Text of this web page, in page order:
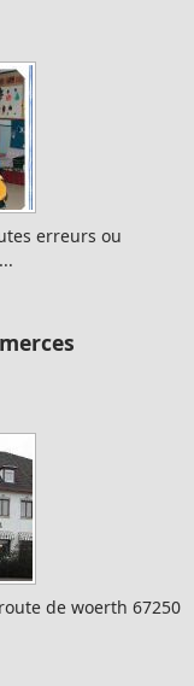
erreurs ou
de woerth 67250